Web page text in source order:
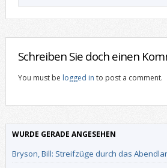
Schreiben Sie doch einen
You must be logged in to post a comment.
WURDE GERADE ANGESEHEN
Bryson, Bill: Streifzüge durch das